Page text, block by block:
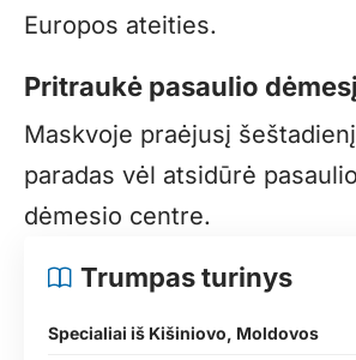
Europos ateities.
Pritraukė pasaulio dėmesį
Maskvoje praėjusį
paradas vėl atsidūrė
dėmesio centre.
Trumpas turinys
Specialiai iš Kišiniovo, Moldovos